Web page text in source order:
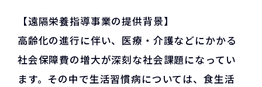
【遠隔栄養指導事業の提供背景】
高齢化の進行に伴い、医療・介護などにかかる
社会保障費の増大が深刻な社会課題になってい
ます。その中で生活習慣病については、食生活